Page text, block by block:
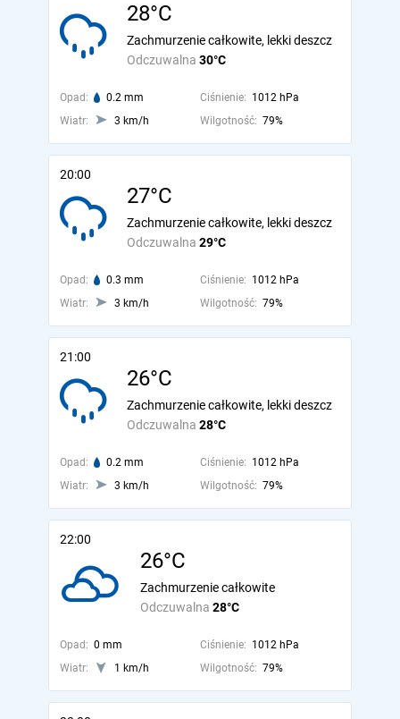
28°C
Odczuwalna 30°C
Zachmurzenie całkowite, lekki deszcz
Opad: 0.2 mm Ciśnienie: 1012 hPa
Wiatr:
3 km/h Wilgotność: 79%
20:00
27°C
Odczuwalna 29°C
Zachmurzenie całkowite, lekki deszcz
Opad: 0.3 mm Ciśnienie: 1012 hPa
Wiatr:
3 km/h Wilgotność: 79%
21:00
26°C
Odczuwalna 28°C
Zachmurzenie całkowite, lekki deszcz
Opad: 0.2 mm Ciśnienie: 1012 hPa
Wiatr:
3 km/h Wilgotność: 79%
22:00
26°C
Odczuwalna 28°C
Zachmurzenie całkowite
Opad: 0 mm Ciśnienie: 1012 hPa
Wiatr:
1 km/h Wilgotność: 79%